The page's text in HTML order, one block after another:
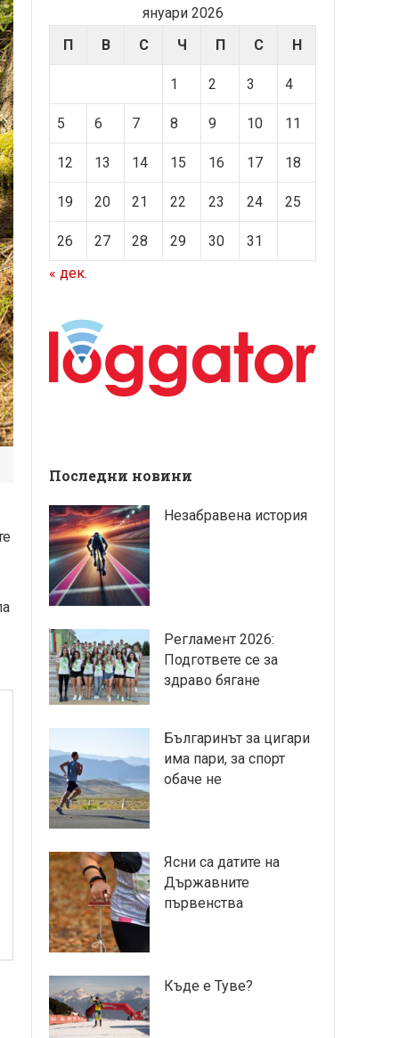
януари 2026
П
В С Ч П С Н
1 2 3 4
5 6 7 8 9 10 11
12 13 14 15 16 17 18
19 20 21 22 23 24 25
26 27 28 29 30
31
« дек.
Последни новини
Незабравена история
Регламент 2026:
Подгответе се за
здраво бягане
Българинът за цигари
има пари, за спорт
обаче не
Ясни са датите на
Държавните
първенства
Къде е Туве?